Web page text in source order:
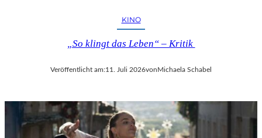
KINO
„So klingt das Leben“ – Kritik
Veröffentlicht am:11. Juli 2026vonMichaela Schabel